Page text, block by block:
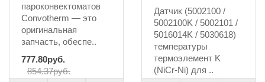
пароконвектоматов
Convotherm — это
оригинальная
запчасть, обеспе..
777.80руб.
854.37руб.
Датчик (5002100 /
5002100K / 5002101 /
5016014K / 5030618)
температуры
термоэлемент K
(NiCr-Ni) для ..